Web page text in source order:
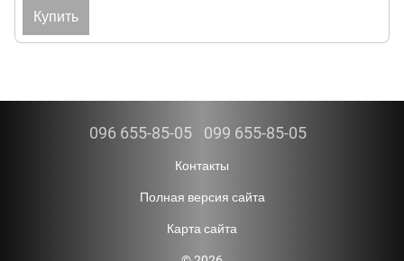
Купить
096 655-85-05 099 655-85-05
Контакты
Полная версия сайта
Карта сайта